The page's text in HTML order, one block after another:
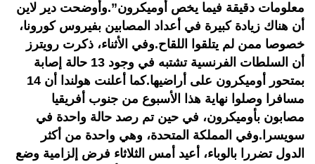
معلومات دقيقة فيما يخص أوميكرون”.وأوضحت دير لاين
أن هناك زيادة كبيرة في أعداد المصابين بفيروس كورونا،
خصوصا ممن لم يتلقوا اللقاح.وفي الأثناء، ذكرت رويترز
أن السلطات الفرنسية تشتبه في وجود 13 حالة إصابة
بمتحور أوميكرون على أراضيها.كما أعلنت هولندا أن 14
مسافرا وصلوا نهاية هذا الأسبوع من جنوب أفريقيا
مصابون بأوميكرون، في حين تم رصد حالة واحدة في
سويسرا.وفي المملكة المتحدة، وهي واحدة من أكثر
الدول تضررا بالوباء، أعيد أمس الثلاثاء فرض إلزامية وضع